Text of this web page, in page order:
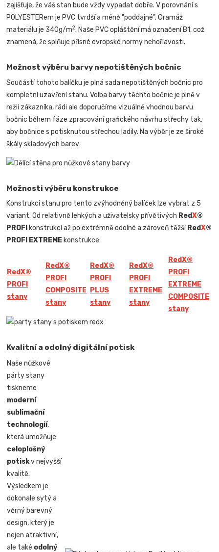
zajišťuje, že váš stan bude vždy vypadat dobře. V porovnání s
POLYESTERem je PVC tvrdší a méně "poddajné". Gramáž
materiálu je 340g/m2. Naše PVC opláštění má označení B1, což
znamená, že splňuje přísné evropské normy nehořlavosti.
Možnost výběru barvy nepotištěných bočnic
Součástí tohoto balíčku je plná sada nepotištěných bočnic pro
kompletní uzavření stanu. Volba barvy těchto bočnic je plně v
režii zákazníka, rádi ale doporučíme vizuálně vhodnou barvu
bočnic během fáze zpracování grafického návrhu střechy tak,
aby bočnice s potisknutou střechou ladily. Na výběr je ze široké
škály skladových barev:
Možnosti výběru konstrukce
Konstrukci stanu pro tento zvýhodněný balíček lze vybrat z 5
variant. Od relativně lehkých a uživatelsky přívětivých RedX®
PROFI konstrukcí až po extrémně odolné a zároveň těžší RedX®
PROFI EXTREME konstrukce:
RedX®
PROFI
stany
RedX®
PROFI
COMPOSITE
stany
RedX®
PROFI
PLUS
stany
RedX®
PROFI
EXTREME
stany
RedX®
PROFI
EXTREME
COMPOSITE
stany
Kvalitní a odolný digitální potisk
Naše nůžkové
párty stany
tiskneme
moderní
sublimační
technologií,
která umožňuje
celoplošný
potiskv nejvyšší
kvalitě.
Výsledkem je
dokonale sytý a
věrný barevný
design, který je
nejen atraktivní,
ale také odolný